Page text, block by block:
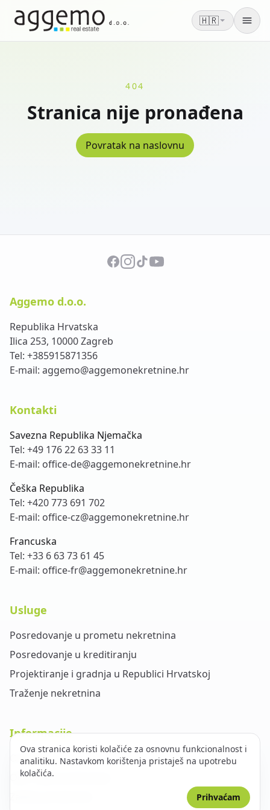
🇭🇷
404
Stranica nije pronađena
Povratak na naslovnu
Aggemo d.o.o.
Republika Hrvatska
Ilica 253, 10000 Zagreb
Tel: +385915871356
E-mail: aggemo@aggemonekretnine.hr
Kontakti
Savezna Republika Njemačka
Tel: +49 176 22 63 33 11
E-mail: office-de@aggemonekretnine.hr
Češka Republika
Tel: +420 773 691 702
E-mail: office-cz@aggemonekretnine.hr
Francuska
Tel: +33 6 63 73 61 45
E-mail: office-fr@aggemonekretnine.hr
Usluge
Posredovanje u prometu nekretnina
Posredovanje u kreditiranju
Projektiranje i gradnja u Republici Hrvatskoj
Traženje nekretnina
Informacije
O nama
Opći uvjeti poslovanja
Ova stranica koristi kolačiće za osnovnu funkcionalnost i
analitiku. Nastavkom korištenja pristaješ na upotrebu
kolačića.
Prihvaćam